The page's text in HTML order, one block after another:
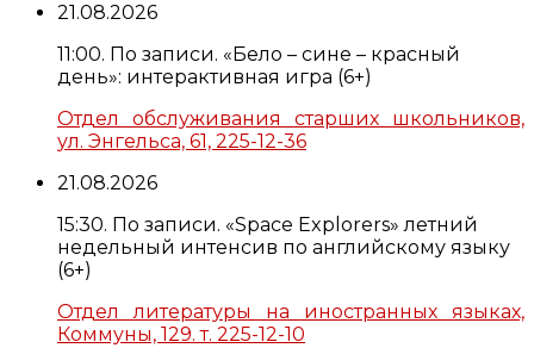
21.08.2026
11:00. По записи. «Бело – сине – красный
день»: интерактивная игра (6+)
Отдел обслуживания старших школьников,
ул. Энгельса, 61, 225-12-36
21.08.2026
15:30. По записи. «Space Explorers» летний
недельный интенсив по английскому языку
(6+)
Отдел литературы на иностранных языках,
Коммуны, 129. т. 225-12-10